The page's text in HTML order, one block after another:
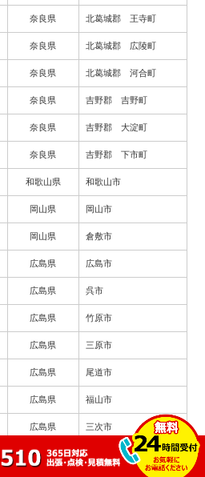
奈良県 北葛城郡 王寺町
奈良県 北葛城郡 広陵町
奈良県 北葛城郡 河合町
奈良県 吉野郡 吉野町
奈良県 吉野郡 大淀町
奈良県 吉野郡 下市町
和歌山県 和歌山市
岡山県 岡山市
岡山県 倉敷市
広島県 広島市
広島県 呉市
広島県 竹原市
広島県 三原市
広島県 尾道市
広島県 福山市
広島県 三次市
広島県 東広島市